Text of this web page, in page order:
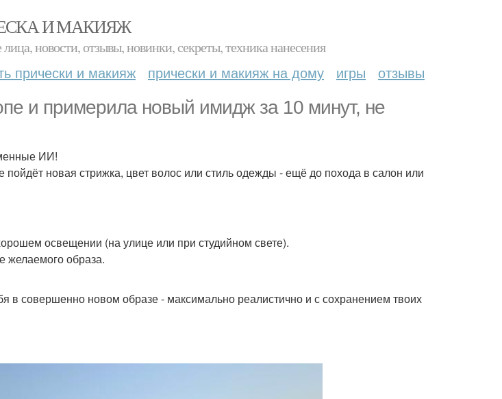
И МАКИЯЖ
новости, отзывы, новинки, секреты, техника нанесения
прически и макияж прически и макияж на дому игры отзывы
и примерила новый имидж за 10 минут, не
ИИ!
пойдёт новая стрижка, цвет волос или стиль одежды - ещё до похода в салон или
освещении (на улице или при студийном свете).
желаемого образа.
совершенно новом образе - максимально реалистично и с сохранением твоих